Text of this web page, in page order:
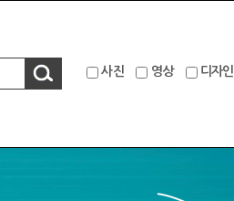
사진 영상 디자인